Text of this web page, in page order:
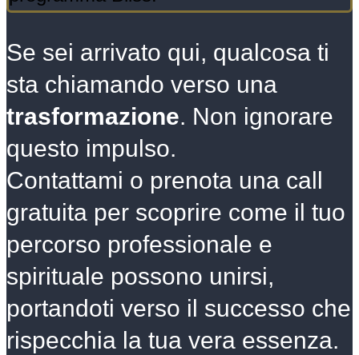
Se sei arrivato qui, qualcosa ti
sta chiamando verso una
trasformazione. Non ignorare
questo impulso.
Contattami o prenota una call
gratuita per scoprire come il tuo
percorso professionale e
spirituale possono unirsi,
portandoti verso il successo che
rispecchia la tua vera essenza.